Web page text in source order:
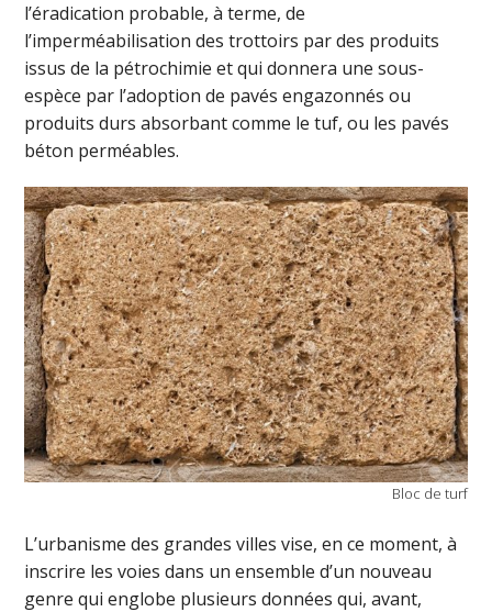
l’éradication probable, à terme, de
l’imperméabilisation des trottoirs par des produits
issus de la pétrochimie et qui donnera une sous-
espèce par l’adoption de pavés engazonnés ou
produits durs absorbant comme le tuf, ou les pavés
béton perméables.
Bloc de turf
L’urbanisme des grandes villes vise, en ce moment, à
inscrire les voies dans un ensemble d’un nouveau
genre qui englobe plusieurs données qui, avant,